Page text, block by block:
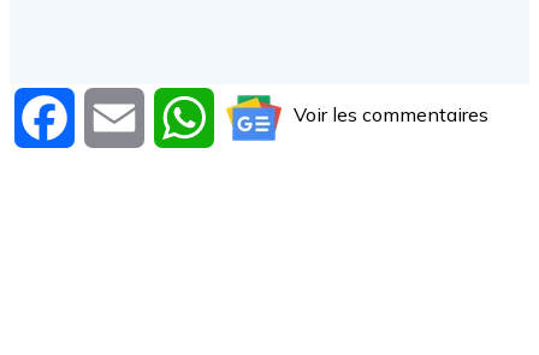
Facebook Email WhatsAppVoir les commentaires